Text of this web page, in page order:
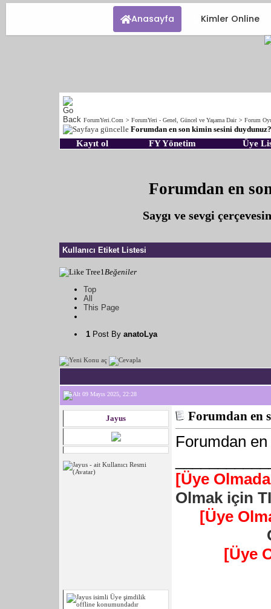
Anasayfa Kimler Online
ForumYeri.Com > ForumYeri - Genel, Güncel ve Yaşama Dair > Forum
Forumdan en son kimin sesini duydunuz?
Kayıt ol FY Yönetim Üye
Forumdan en
Saygı ve sevgi
Kullanıcı Etiket Listesi
1 Beğeniler
Top
All
This Page
1 Post By anatoLya
09 Mayıs 2025, 22:28
Jayus Forumdan en
Forumdan
[Üye
Olmak için
[Üye
[Üye